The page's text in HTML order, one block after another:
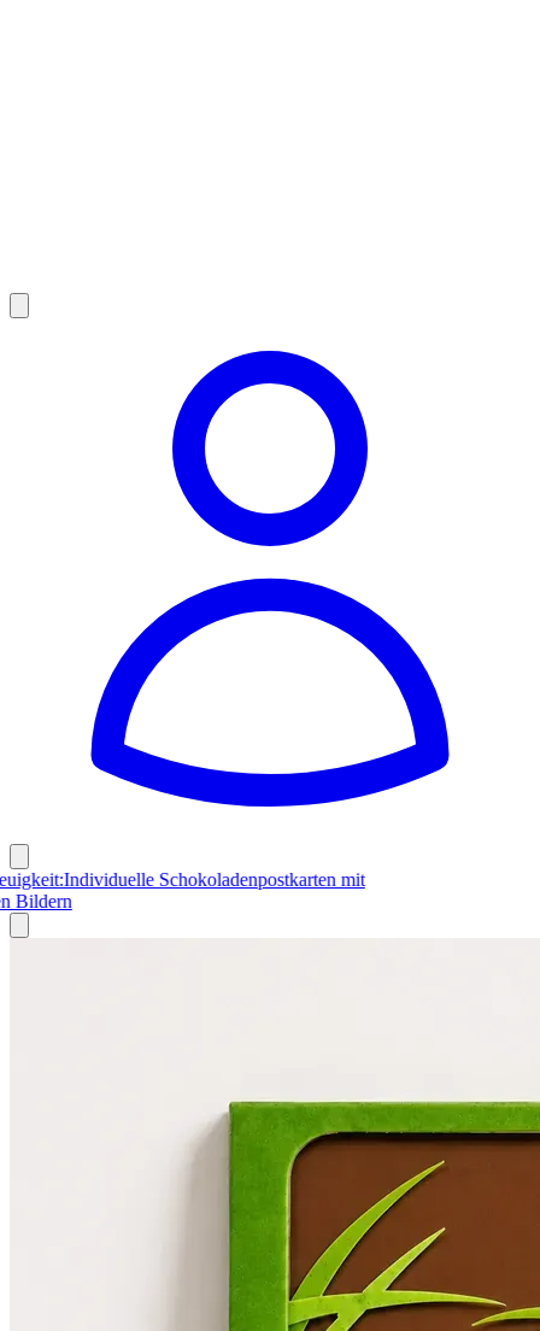
Neuigkeit:Individuelle Schokoladenpostkarten mit
Bildern